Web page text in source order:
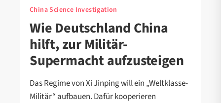
China Science Investigation
Wie Deutschland China
hilft, zur Militär-
Supermacht aufzusteigen
Das Regime von Xi Jinping will ein „Weltklasse-
Militär“ aufbauen. Dafür kooperieren